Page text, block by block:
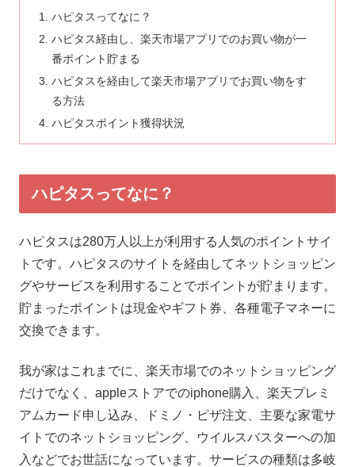
ハピタスってなに？
ハピタス経由し、楽天市場アプリでのお買い物が一
番ポイント貯まる
ハピタスを経由して楽天市場アプリでお買い物をす
る方法
ハピタスポイント獲得状況
ハピタスってなに？
ハピタスは280万人以上が利用する人気のポイントサイ
トです。ハピタスのサイトを経由してネットショッピン
グやサービスを利用することでポイントが貯まります。
貯まったポイントは現金やギフト券、各種電子マネーに
交換できます。
我が家はこれまでに、楽天市場でのネットショッピング
だけでなく、appleストアでのiphone購入、楽天プレミ
アムカード申し込み、ドミノ・ピザ注文、主要な家電サ
イトでのネットショッピング、ウイルスバスターへの加
入などでお世話になっています。サービスの種類は多岐